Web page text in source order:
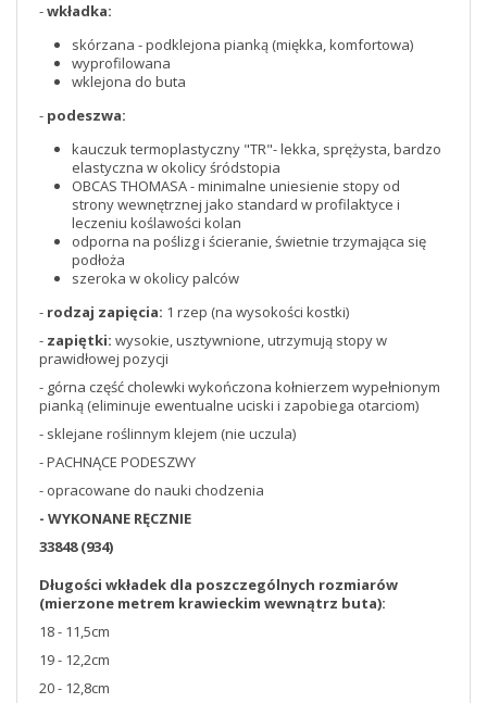
-wkładka:
skórzana - podklejona pianką (miękka, komfortowa)
wyprofilowana
wklejona do buta
- podeszwa:
kauczuk termoplastyczny "TR"- lekka, sprężysta, bardzo
elastyczna w okolicy śródstopia
OBCAS THOMASA - minimalne uniesienie stopy od
strony wewnętrznej jako standard w profilaktyce i
leczeniu koślawości kolan
odporna na poślizg i ścieranie, świetnie trzymająca się
podłoża
szeroka w okolicy palców
- rodzaj zapięcia: 1 rzep (na wysokości kostki)
- zapiętki: wysokie, usztywnione, utrzymują stopy w
prawidłowej pozycji
- górna część cholewki wykończona kołnierzem wypełnionym
pianką (eliminuje ewentualne uciski i zapobiega otarciom)
- sklejane roślinnym klejem (nie uczula)
- PACHNĄCE PODESZWY
- opracowane do nauki chodzenia
- WYKONANE RĘCZNIE
33848 (934)
Długości wkładek dla poszczególnych rozmiarów
(mierzone metrem krawieckim wewnątrz buta):
18 - 11,5cm
19 - 12,2cm
20 - 12,8cm